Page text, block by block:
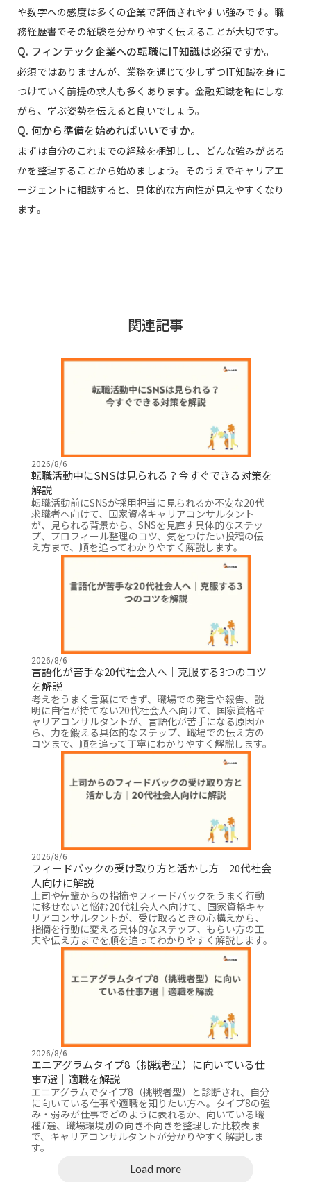
や数字への感度は多くの企業で評価されやすい強みです。職
務経歴書でその経験を分かりやすく伝えることが大切です。
Q. フィンテック企業への転職にIT知識は必須ですか。
必須ではありませんが、業務を通じて少しずつIT知識を身に
つけていく前提の求人も多くあります。金融知識を軸にしな
がら、学ぶ姿勢を伝えると良いでしょう。
Q. 何から準備を始めればいいですか。
まずは自分のこれまでの経験を棚卸しし、どんな強みがある
かを整理することから始めましょう。そのうえでキャリアエ
ージェントに相談すると、具体的な方向性が見えやすくなり
ます。
関連記事
2026/8/6
転職活動中にSNSは見られる？今すぐできる対策を
解説
転職活動前にSNSが採用担当に見られるか不安な20代
求職者へ向けて、国家資格キャリアコンサルタント
が、見られる背景から、SNSを見直す具体的なステッ
プ、プロフィール整理のコツ、気をつけたい投稿の伝
え方まで、順を追ってわかりやすく解説します。
2026/8/6
言語化が苦手な20代社会人へ｜克服する3つのコツ
を解説
考えをうまく言葉にできず、職場での発言や報告、説
明に自信が持てない20代社会人へ向けて、国家資格キ
ャリアコンサルタントが、言語化が苦手になる原因か
ら、力を鍛える具体的なステップ、職場での伝え方の
コツまで、順を追って丁寧にわかりやすく解説します。
2026/8/6
フィードバックの受け取り方と活かし方｜20代社会
人向けに解説
上司や先輩からの指摘やフィードバックをうまく行動
に移せないと悩む20代社会人へ向けて、国家資格キャ
リアコンサルタントが、受け取るときの心構えから、
指摘を行動に変える具体的なステップ、もらい方の工
夫や伝え方までを順を追ってわかりやすく解説します。
2026/8/6
エニアグラムタイプ8（挑戦者型）に向いている仕
事7選｜適職を解説
エニアグラムでタイプ8（挑戦者型）と診断され、自分
に向いている仕事や適職を知りたい方へ。タイプ8の強
み・弱みが仕事でどのように表れるか、向いている職
種7選、職場環境別の向き不向きを整理した比較表ま
で、キャリアコンサルタントが分かりやすく解説しま
す。
Load more